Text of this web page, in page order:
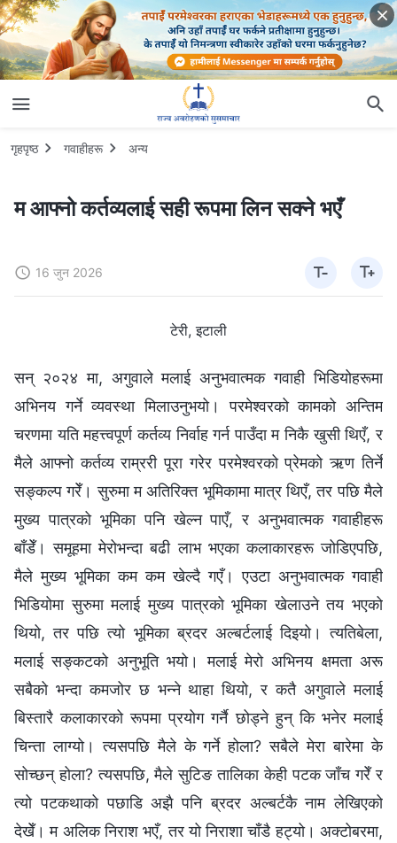
गृहपृष्ठ गवाहीहरू अन्य
म आफ्नो कर्तव्यलाई सही रूपमा लिन सक्ने भएँ
16 जुन 2026
टेरी, इटाली
सन् २०२४ मा, अगुवाले मलाई अनुभवात्मक गवाही भिडियोहरूमा
अभिनय गर्ने व्यवस्था मिलाउनुभयो। परमेश्‍वरको कामको अन्तिम
चरणमा यति महत्त्वपूर्ण कर्तव्य निर्वाह गर्न पाउँदा म निकै खुसी थिएँ, र
मैले आफ्नो कर्तव्य राम्ररी पूरा गरेर परमेश्‍वरको प्रेमको ऋण तिर्ने
सङ्कल्प गरेँ। सुरुमा म अतिरिक्त भूमिकामा मात्र थिएँ, तर पछि मैले
मुख्य पात्रको भूमिका पनि खेल्न पाएँ, र अनुभवात्मक गवाहीहरू
बाँडेँ। समूहमा मेरोभन्दा बढी लाभ भएका कलाकारहरू जोडिएपछि,
मैले मुख्य भूमिका कम कम खेल्दै गएँ। एउटा अनुभवात्मक गवाही
भिडियोमा सुरुमा मलाई मुख्य पात्रको भूमिका खेलाउने तय भएको
थियो, तर पछि त्यो भूमिका ब्रदर अल्बर्टलाई दिइयो। त्यतिबेला,
मलाई सङ्कटको अनुभूति भयो। मलाई मेरो अभिनय क्षमता अरू
सबैको भन्दा कमजोर छ भन्ने थाहा थियो, र कतै अगुवाले मलाई
बिस्तारै कलाकारको रूपमा प्रयोग गर्नै छोड्ने हुन् कि भनेर मलाई
चिन्ता लाग्यो। त्यसपछि मैले के गर्ने होला? सबैले मेरा बारेमा के
सोच्छन् होला? त्यसपछि, मैले सुटिङ तालिका केही पटक जाँच गरेँ र
त्यो पटकथाको पछाडि अझै पनि ब्रदर अल्बर्टकै नाम लेखिएको
देखेँ। म अलिक निराश भएँ, तर यो निराशा चाँडै हट्यो। अक्टोबरमा,